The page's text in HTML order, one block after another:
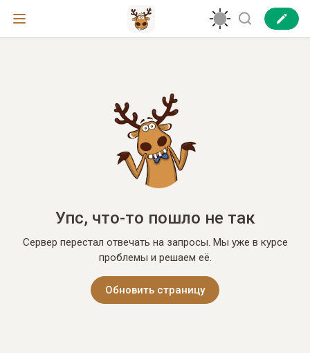
Упс, что-то пошло не так
Сервер перестал отвечать на запросы. Мы уже в курсе
проблемы и решаем её.
Обновить страницу